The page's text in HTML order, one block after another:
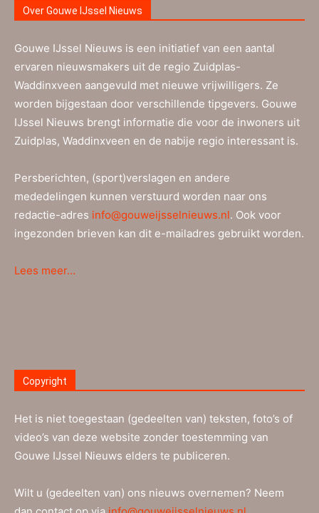
Over Gouwe IJssel Nieuws
Gouwe IJssel Nieuws is een initiatief van een aantal
ervaren nieuwsmakers uit de regio Zuidplas-
Waddinxveen aangevuld met nieuwe vrijwilligers. Ze
worden bijgestaan door verschillende tipgevers. Gouwe
IJssel Nieuws brengt informatie die voor de inwoners uit
Zuidplas, Waddinxveen en de nabije regio interessant is.
Persberichten, (sport)verslagen en andere
mededelingen kunnen verstuurd worden naar ons
redactie-adres info@gouweijsselnieuws.nl. Ook voor
ingezonden brieven kan dit e-mailadres gebruikt worden.
Lees meer…
Copyright
Het is niet toegestaan (gedeelten van) teksten, foto’s of
video’s van deze website zonder toestemming van
Gouwe IJssel Nieuws elders te publiceren.
Wilt u (gedeelten van) ons nieuws overnemen? Neem